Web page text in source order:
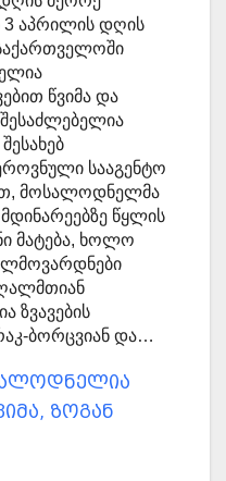
3 აპრილის დღის
წვიმა და
სააგენტო
მოსალოდნელმა
წყლის
მატება, ხოლო
ზვავების
ბორცვიან და…
ზოგან